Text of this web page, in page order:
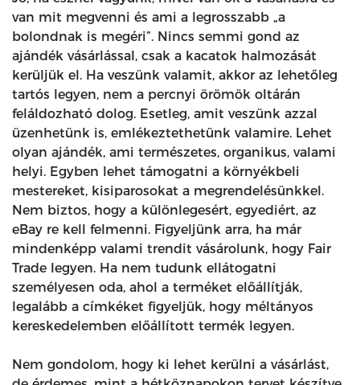
van mit megvenni és ami a legrosszabb „a
bolondnak is megéri”. Nincs semmi gond az
ajándék vásárlással, csak a kacatok halmozását
kerüljük el. Ha veszünk valamit, akkor az lehetőleg
tartós legyen, nem a percnyi örömök oltárán
feláldozható dolog. Esetleg, amit veszünk azzal
üzenhetünk is, emlékeztethetünk valamire. Lehet
olyan ajándék, ami természetes, organikus, valami
helyi. Egyben lehet támogatni a környékbeli
mestereket, kisiparosokat a megrendelésünkkel.
Nem biztos, hogy a különlegesért, egyediért, az
eBay re kell felmenni. Figyeljünk arra, ha már
mindenképp valami trendit vásárolunk, hogy Fair
Trade legyen. Ha nem tudunk ellátogatni
személyesen oda, ahol a terméket előállítják,
legalább a címkéket figyeljük, hogy méltányos
kereskedelemben előállított termék legyen.
Nem gondolom, hogy ki lehet kerülni a vásárlást,